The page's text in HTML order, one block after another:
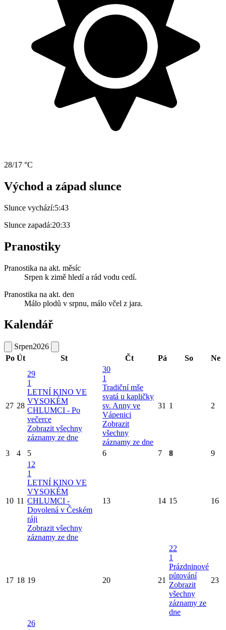
28/17 °C
Východ a západ slunce
Slunce vychází:5:43
Slunce zapadá:20:33
Pranostiky
Pranostika na akt. měsíc
Srpen k zimě hledí a rád vodu cedí.
Pranostika na akt. den
Málo plodů v srpnu, málo včel z jara.
Kalendář
Srpen2026
Po Út St Čt Pá So Ne
27 28
29
1
LETNÍ KINO VE
VYSOKÉM
CHLUMCI - Po
večerce
Zobrazit všechny
záznamy ze dne
30
1
Tradiční mše
svatá u kapličky
sv. Anny ve
Vápenici
Zobrazit
všechny
záznamy ze dne
31 1 2
3 4 5 6 7 8 9
10 11
12
1
LETNÍ KINO VE
VYSOKÉM
CHLUMCI -
Dovolená v Českém
ráji
Zobrazit všechny
záznamy ze dne
13 14 15 16
17 18 19 20 21
22
1
Prázdninové
půtování
Zobrazit
všechny
záznamy ze
dne
23
26